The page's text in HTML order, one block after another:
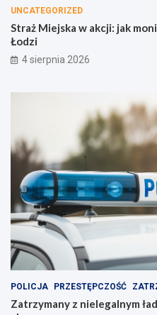
UNCATEGORIZED
Straż Miejska w akcji: jak
Łodzi
4 sierpnia 2026
POLICJA PRZESTĘPCZOŚĆ
Zatrzymany z nielegalnym